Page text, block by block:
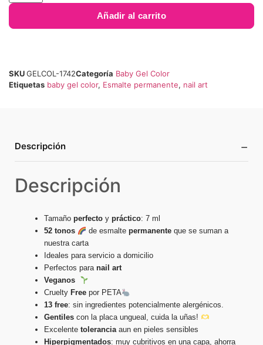
Añadir al carrito
SKUGELCOL-1742Categoría Baby Gel Color
Etiquetas baby gel color, Esmalte permanente, nail art
Descripción −
Descripción
Tamaño perfecto y práctico: 7 ml
52 tonos
de esmalte permanenteque se suman a
nuestra carta
Ideales para servicio a domicilio
Perfectos para nail art
Veganos
Cruelty Free por PETA
13 free: sin ingredientes potencialmente alergénicos.
Gentiles con la placa ungueal, cuida la uñas!
Excelente toleranciaaun en pieles sensibles
Hiperpigmentados: muy cubritivos en una capa, ahorra